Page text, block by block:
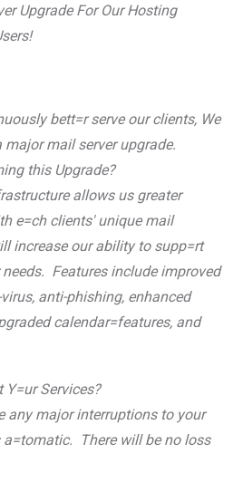
Upgrade For Our Hosting
bett=r serve our clients, We
mail server upgrade.
this Upgrade?
allows us greater
e=ch clients' unique mail
increase our ability to supp=rt
Features include improved
anti-phishing, enhanced
calendar=features, and
Services?
any major interruptions to your
a=tomatic. There will be no loss